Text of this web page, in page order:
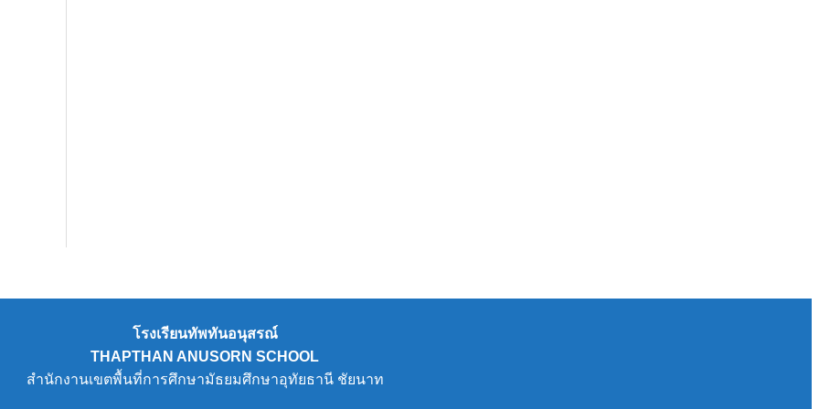
โรงเรียนทัพทันอนุสรณ์
THAPTHAN ANUSORN SCHOOL
สำนักงานเขตพื้นที่การศึกษามัธยมศึกษาอุทัยธานี ชัยนาท